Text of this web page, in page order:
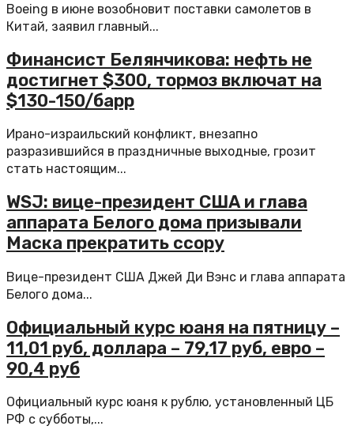
Boeing в июне возобновит поставки самолетов в
Китай, заявил главный...
Финансист Белянчикова: нефть не
достигнет $300, тормоз включат на
$130-150/барр
Ирано-израильский конфликт, внезапно
разразившийся в праздничные выходные, грозит
стать настоящим...
WSJ: вице-президент США и глава
аппарата Белого дома призывали
Маска прекратить ссору
Вице-президент США Джей Ди Вэнс и глава аппарата
Белого дома...
Официальный курс юаня на пятницу –
11,01 руб, доллара – 79,17 руб, евро –
90,4 руб
Официальный курс юаня к рублю, установленный ЦБ
РФ с субботы,...